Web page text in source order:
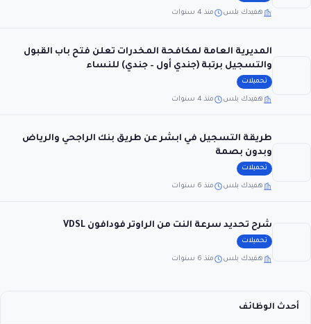
هفيدك بلس منذ 4 سنوات
المديرية العامة لمكافحة المخدرات تعلن فتح باب القبول
والتسجيل برتبة (جندي أول – جندي) للنساء
تحميلات
هفيدك بلس منذ 4 سنوات
طريقة التسجيل في ابشر عن طريق بنك الراجحي والرياض
وبدون بصمة
تحميلات
هفيدك بلس منذ 6 سنوات
شرح تحديد سرعة النت من الراوتر فودافون VDSL
تحميلات
هفيدك بلس منذ 6 سنوات
أحدث الوظائف